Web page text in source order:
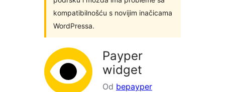
kompatibilnošću s novijim inačicama
WordPressa.
Payper
widget
Od bepayper